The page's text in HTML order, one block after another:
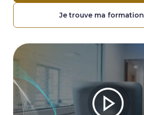
Je trouve ma formation
Image